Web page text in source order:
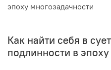
эпоху многозадачности
Как найти себя в
подлинности в